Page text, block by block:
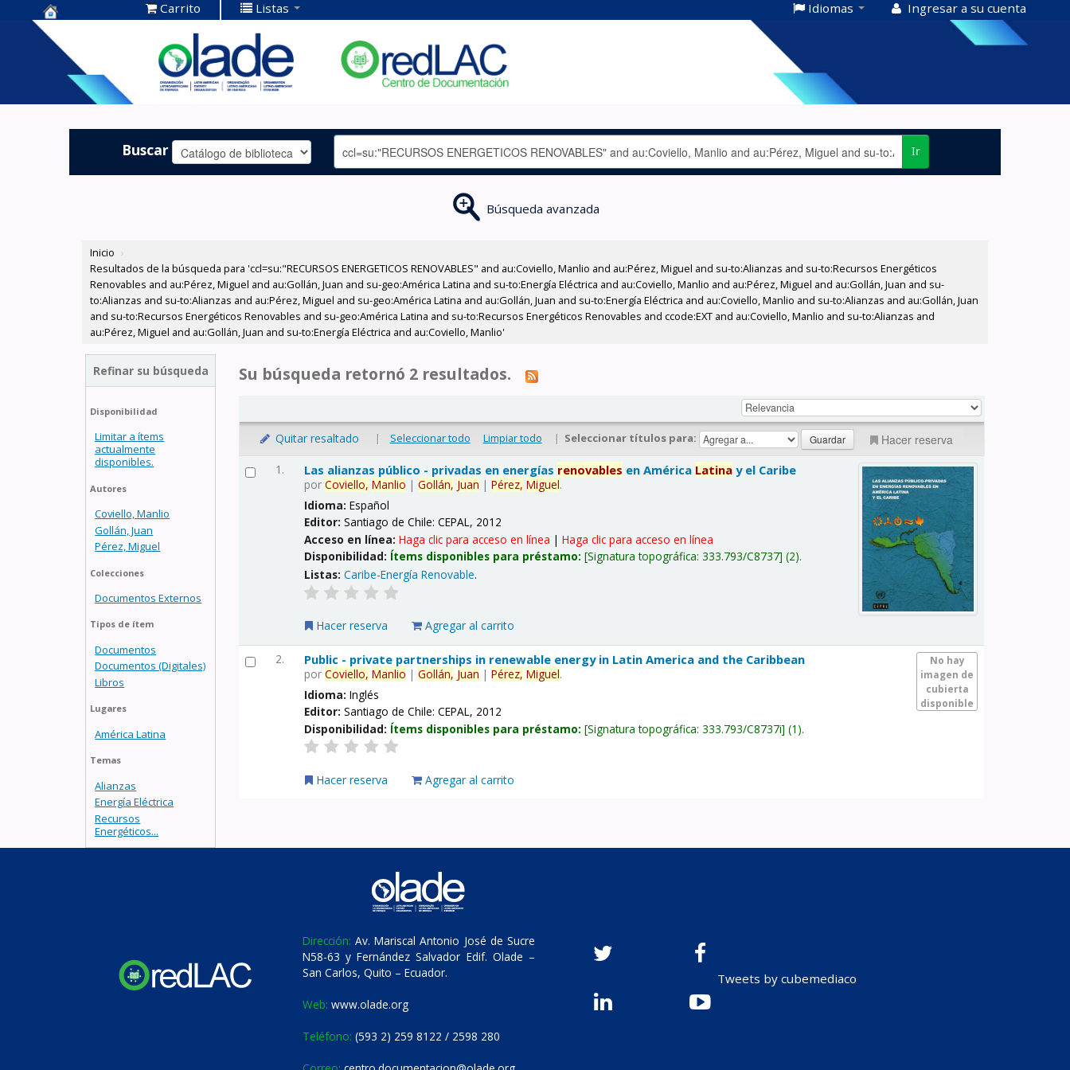
Centro de
Documentación
OLADE -
Carrito Listas Idiomas Ingresar a su cuenta
Buscar Ir
Búsqueda avanzada
Inicio ›
Resultados de la búsqueda para 'ccl=su:"RECURSOS ENERGETICOS RENOVABLES" and au:Coviello, Manlio and au:Pérez, Miguel and su-to:Alianzas and su-to:Recursos Energéticos
Renovables and au:Pérez, Miguel and au:Gollán, Juan and su-geo:América Latina and su-to:Energía Eléctrica and au:Coviello, Manlio and au:Pérez, Miguel and au:Gollán, Juan and su-
to:Alianzas and su-to:Alianzas and au:Pérez, Miguel and su-geo:América Latina and au:Gollán, Juan and su-to:Energía Eléctrica and au:Coviello, Manlio and su-to:Alianzas and au:Gollán, Juan
and su-to:Recursos Energéticos Renovables and su-geo:América Latina and su-to:Recursos Energéticos Renovables and ccode:EXT and au:Coviello, Manlio and su-to:Alianzas and
au:Pérez, Miguel and au:Gollán, Juan and su-to:Energía Eléctrica and au:Coviello, Manlio'
Refinar su búsqueda
Disponibilidad
Limitar a ítems
actualmente
disponibles.
Autores
Coviello, Manlio
Gollán, Juan
Pérez, Miguel
Colecciones
Documentos Externos
Tipos de ítem
Documentos
Documentos (Digitales)
Libros
Lugares
América Latina
Temas
Alianzas
Energía Eléctrica
Recursos
Energéticos...
Su búsqueda retornó 2 resultados.
Quitar resaltado | Seleccionar todo Limpiar todo | Seleccionar títulos para: Hacer reserva
1. Las alianzas público - privadas en energías renovables en América Latina y el Caribe
porCoviello, Manlio |Gollán, Juan |Pérez, Miguel.
Idioma:Español
Editor:Santiago de Chile: CEPAL, 2012
Acceso en línea:Haga clic para acceso en línea |Haga clic para acceso en línea
Disponibilidad: Ítems disponibles para préstamo: Signatura topográfica:333.793/C8737 (2).
Listas: Caribe-Energía Renovable.
Hacer reserva Agregar al carrito
2.
No hay
imagen de
cubierta
disponible
Public - private partnerships in renewable energy in Latin America and the Caribbean
porCoviello, Manlio |Gollán, Juan |Pérez, Miguel.
Idioma:Inglés
Editor:Santiago de Chile: CEPAL, 2012
Disponibilidad: Ítems disponibles para préstamo: Signatura topográfica:333.793/C8737i (1).
Hacer reserva Agregar al carrito
Dirección: Av. Mariscal Antonio José de Sucre
N58-63 y Fernández Salvador Edif. Olade –
San Carlos, Quito – Ecuador.
Web: www.olade.org
Teléfono: (593 2) 259 8122 / 2598 280
Tweets by cubemediaco